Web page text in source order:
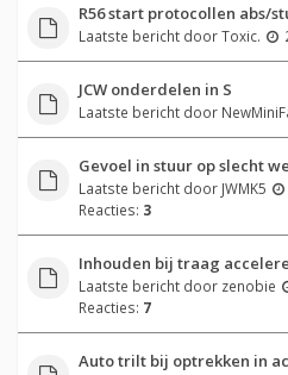
R56 start protocollen abs/
Laatste bericht doorToxic.
JCW onderdelen in S
Laatste bericht door
Gevoel in stuur op slecht
Laatste bericht door JWMK5
Reacties: 3
Inhouden bij traag
Laatste bericht door zenobie
Reacties: 7
Auto trilt bij optrekken in